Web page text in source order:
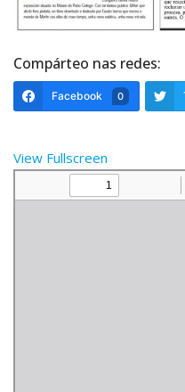
Compárteo nas redes:
Facebook 0
View Fullscreen